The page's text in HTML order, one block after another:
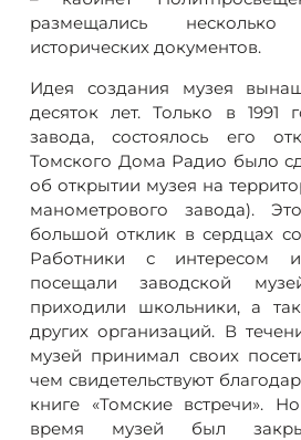
размещались
исторических документов.
Идея создания музея
десяток лет. Только в 1991
завода, состоялось его
Томского Дома Радио было
об открытии музея на
манометрового завода).
большой отклик в сердцах
Работники с интересом и
посещали заводской
приходили школьники, а
других организаций. В
музей принимал своих
чем свидетельствуют
книге «Томские встречи».
время музей был